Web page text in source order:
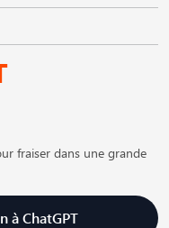
fraiser dans une grande
à ChatGPT